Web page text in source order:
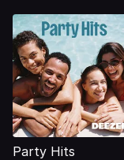
festas.
Party Hits